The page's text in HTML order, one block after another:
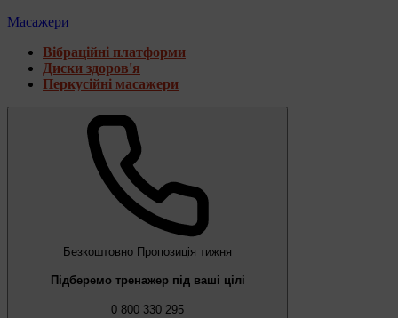
Масажери
Вібраційні платформи
Диски здоров'я
Перкусійні масажери
Безкоштовно Пропозиція тижня
Підберемо тренажер під ваші цілі
0 800 330 295